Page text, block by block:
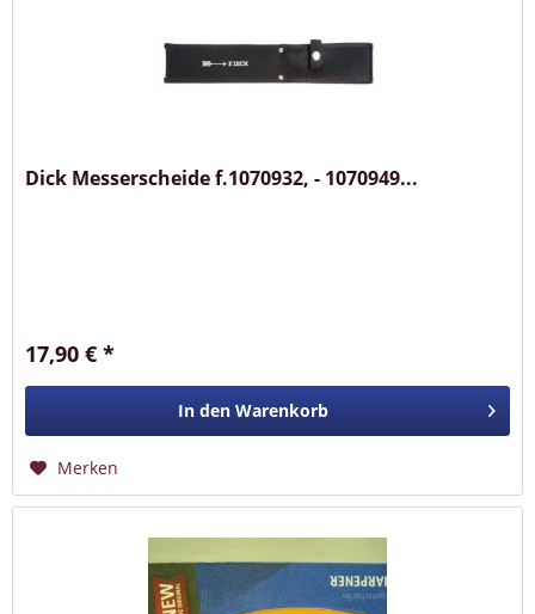
Dick Messerscheide f.1070932, - 1070949...
17,90 € *
In den Warenkorb
Merken